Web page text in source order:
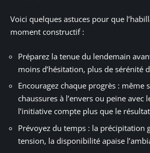
Voici quelques astuces pour que
moment constructif :
Préparez la tenue du lendemain
moins d’hésitation, plus de sérénité
Encouragez chaque progrès : même
chaussures à l’envers ou peine avec
l’initiative compte plus que le
Prévoyez du temps : la précipitation
tension, la disponibilité apaise